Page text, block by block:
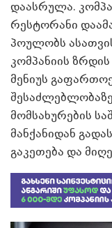
დაასრულა.
რესტორანი
პოულობს
კომპანიის
მენიუს
შესაძლებლობაზე
მომსახურების
მანქანიდან
გაკეთება და